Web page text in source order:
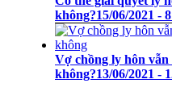
không?15/06/2021 -
Vợ chồng ly hôn vẫn
không?13/06/2021 -